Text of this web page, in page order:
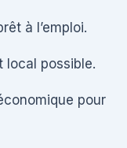
à l’emploi.
local possible.
pour